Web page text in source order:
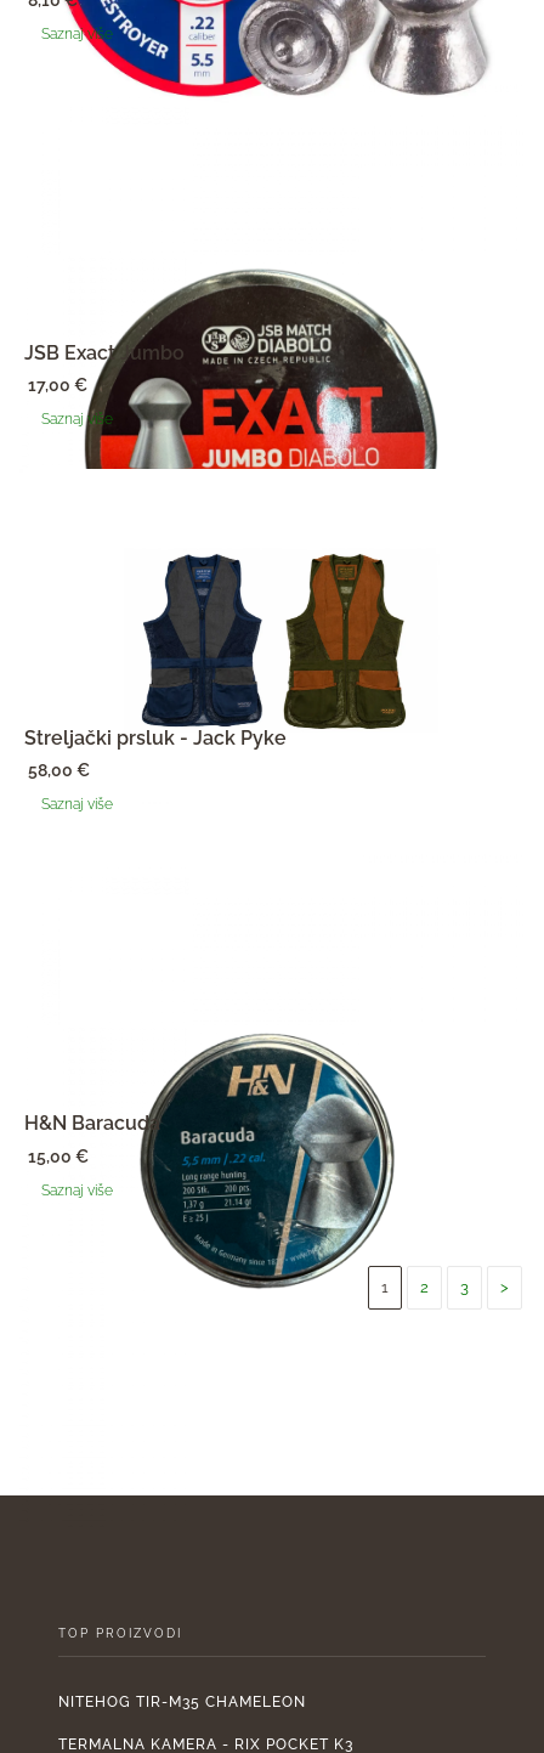
Saznaj više
JSB Exact Jumbo
17,00€
Saznaj više
Streljački prsluk - Jack Pyke
58,00€
Saznaj više
H&N Baracuda
15,00€
Saznaj više
1 2 3 >
TOP PROIZVODI
NITEHOG TIR-M35 CHAMELEON
TERMALNA KAMERA - RIX POCKET K3